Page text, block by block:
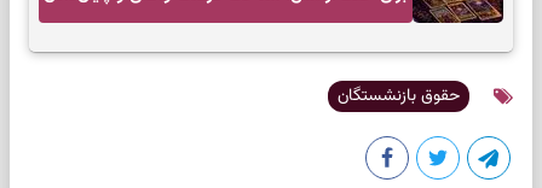
حقوق بازنشستگان